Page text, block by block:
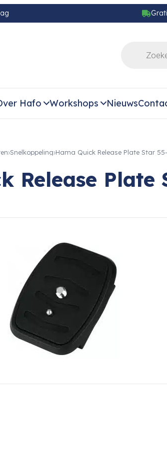
Hafo Workshops Nieuws
Snelkoppeling Hama Quick Release Plate Star
Release Plate